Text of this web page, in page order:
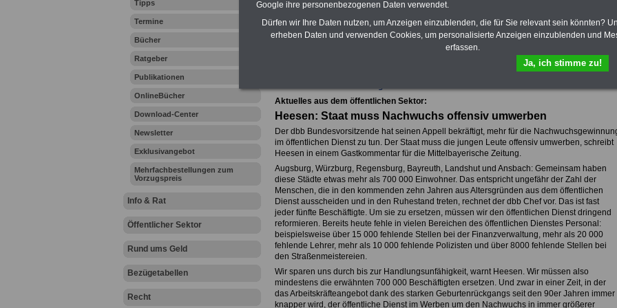
Tipps
Termine
Bücher
Ratgeber
Publikationen
OnlineBücher
Download-Center
Newsletter
Exklusivangebot
Mehrfachbestellungen zum
Vorzugspreis
Info & Rat
Öffentlicher Sektor
Rund ums Geld
Bezügetabellen
Recht
Ihr Berufsunfähigkeitsschutz - Für den Fall der Fälle: Hannoversche Leben
Aktuelles aus dem öffentlichen Sektor:
Heesen: Staat muss Nachwuchs offensiv umwerben
Der dbb Bundesvorsitzende hat seinen Appell bekräftigt, mehr für die
im öffentlichen Dienst zu tun. Der Staat muss die jungen Leute offensiv umwerben, schreibt
Heesen in einem Gastkommentar für die Mittelbayerische Zeitung.
Augsburg, Würzburg, Regensburg, Bayreuth, Landshut und Ansbach: Gemeinsam haben
diese Städte etwas mehr als 700 000 Einwohner. Das entspricht ungefähr der Zahl der
Menschen, die in den kommenden zehn Jahren aus Altersgründen aus dem öffentlichen
Dienst ausscheiden und in den Ruhestand treten, rechnet der dbb Chef vor. Das ist fast
jeder fünfte Beschäftigte. Um sie zu ersetzen, müssen wir den öffentlichen Dienst dringend
reformieren. Bereits heute fehle in vielen Bereichen des öffentlichen Dienstes Personal:
beispielsweise über 15 000 fehlende Stellen bei der Finanzverwaltung, mehr als 20 000
fehlende Lehrer, mehr als 10 000 fehlende Polizisten und über 8000 fehlende Stellen bei
den Straßenmeistereien.
Wir sparen uns durch bis zur Handlungsunfähigkeit, warnt Heesen. Wir müssen also
mindestens die erwähnten 700 000 Beschäftigten ersetzen. Und zwar in einer Zeit, in der
das Arbeitskräfteangebot dank des starken Geburtenrückgangs seit den 90er Jahren immer
knapper wird, der öffentliche Dienst im Werben um den Nachwuchs in immer größerer
Google ihre personenbezogenen Daten verwendet.
Dürfen wir Ihre Daten nutzen, um Anzeigen einzublenden, die für Sie relevant sein könnten?
erheben Daten und verwenden Cookies, um personalisierte Anzeigen einzublenden und
erfassen.
Ja, ich stimme zu!